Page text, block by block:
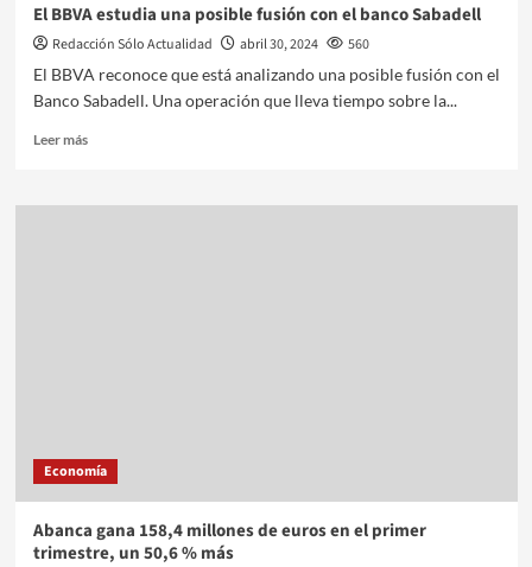
El BBVA estudia una posible fusión con el banco Sabadell
Redacción Sólo Actualidad abril 30, 2024
560
El BBVA reconoce que está analizando una posible fusión con el
Banco Sabadell. Una operación que lleva tiempo sobre la...
Leer más
Economía
Abanca gana 158,4 millones de euros en el primer
trimestre, un 50,6 % más